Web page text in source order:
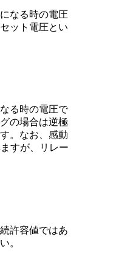
なる時の電圧
ット電圧とい
る時の電圧で
の場合は逆極
。なお、感動
すが、リレー
許容値ではあ
。